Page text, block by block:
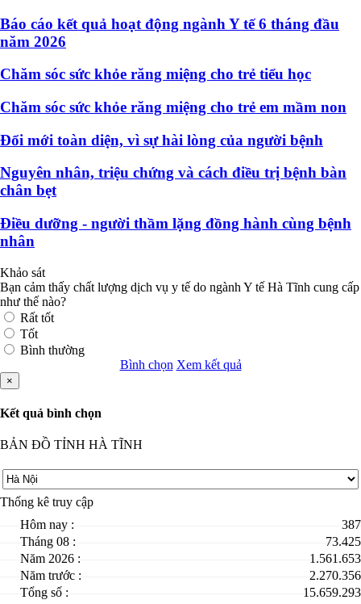
Báo cáo kết quả hoạt động ngành Y tế 6 tháng đầu
năm 2026
Chăm sóc sức khỏe răng miệng cho trẻ tiểu học
Chăm sóc sức khỏe răng miệng cho trẻ em mầm non
Đổi mới toàn diện, vì sự hài lòng của người bệnh
Nguyên nhân, triệu chứng và cách điều trị bệnh bàn
chân bẹt
Điều dưỡng - người thầm lặng đồng hành cùng bệnh
nhân
Khảo sát
Bạn cảm thấy chất lượng dịch vụ y tế do ngành Y tế Hà Tĩnh cung cấp
như thế nào?
Rất tốt
Tốt
Bình thường
Bình chọn Xem kết quả
×
Kết quả bình chọn
BẢN ĐỒ TỈNH HÀ TĨNH
Thống kê truy cập
Hôm nay :
387
Tháng 08 :
73.425
Năm 2026 :
1.561.653
Năm trước :
2.270.356
Tổng số :
15.659.293